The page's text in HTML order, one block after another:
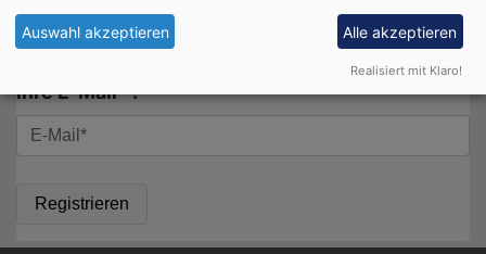
Newsletter-Anmeldung
Ihre E-Mail* :
Auswahl akzeptieren Alle akzeptieren
Realisiert mit Klaro!